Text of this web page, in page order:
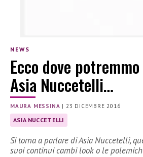
NEWS
Ecco dove
Asia Nuccetelli…
MAURA MESSINA | 23 DICEMBRE 2016
ASIA NUCCETELLI
Si torna a parlare di Asia Nuccetelli,
suoi continui cambi look o le